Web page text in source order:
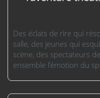
Des éclats de rire qui
salle, des jeunes qui
scène, des spectateurs
ensemble l’émotion du